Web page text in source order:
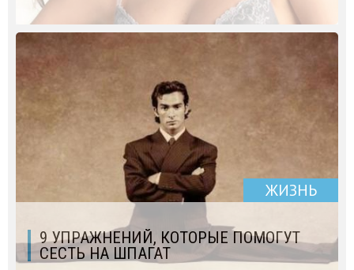
ЖИЗНЬ
9 УПРАЖНЕНИЙ, КОТОРЫЕ ПОМОГУТ
СЕСТЬ НА ШПАГАТ